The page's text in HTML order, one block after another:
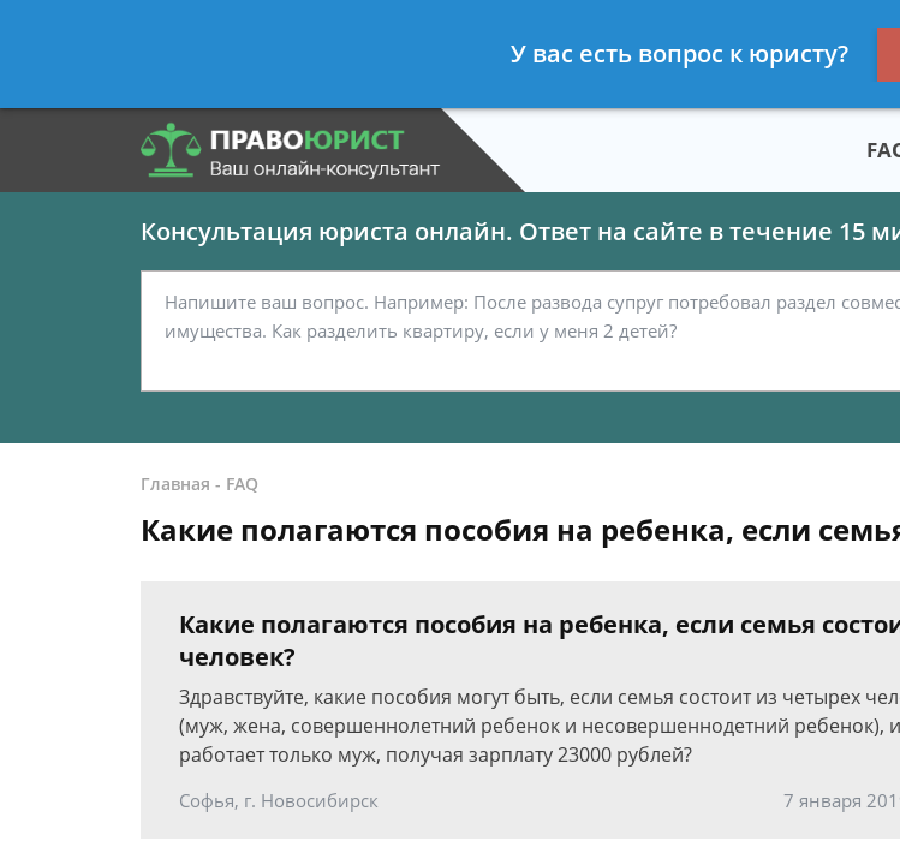
- Юрист по гражданскому праву
Консультация юриста онлайн. Ответ на сайте в течение 15
Главная - FAQ
Какие полагаются пособия на ребенка, если
Какие полагаются пособия на ребенка, если семья
человек?
Здравствуйте, какие пособия могут быть, если семья состоит из четырех
(муж, жена, совершеннолетний ребенок и несовершеннодетний ребенок), и
работает только муж, получая зарплату 23000 рублей?
Софья, г. Новосибирск 7 января
У вас есть вопрос к юристу?